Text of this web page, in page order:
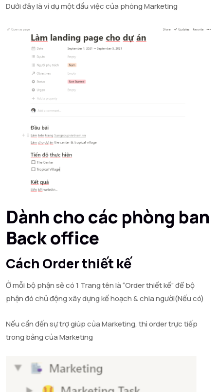
Dưới đây là ví dụ một đầu việc của phòng Marketing
Dành cho các phòng ban
Back office
Cách Order thiết kế
Ở mỗi bộ phận sẽ có 1 Trang tên là “Order thiết kế” để bộ
phận đó chủ động xây dựng kế hoạch & chia người(Nếu có)
Nếu cần đến sự trợ giúp của Marketing, thì order trực tiếp
trong bảng của Marketing